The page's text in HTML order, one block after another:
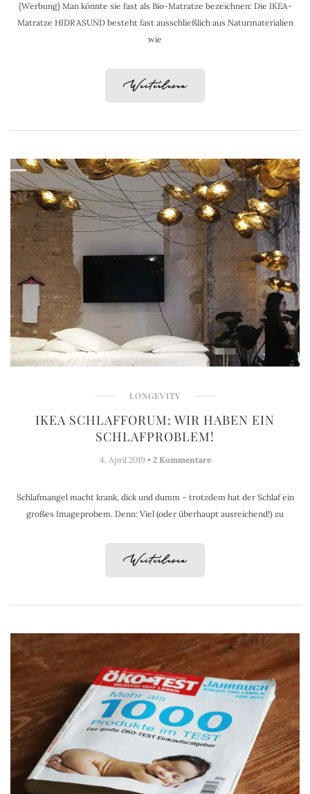
{Werbung} Man könnte sie fast als Bio-Matratze bezeichnen: Die IKEA-
Matratze HIDRASUND besteht fast ausschließlich aus Naturmaterialien
wie
Weiterlesen
LONGEVITY
IKEA SCHLAFFORUM: WIR HABEN EIN
SCHLAFPROBLEM!
4. April 2019 • 2 Kommentare
Schlafmangel macht krank, dick und dumm – trotzdem hat der Schlaf ein
großes Imageprobem. Denn: Viel (oder überhaupt ausreichend!) zu
Weiterlesen